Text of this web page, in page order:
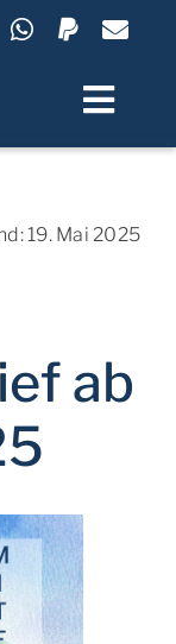
19. Mai 2025
ab